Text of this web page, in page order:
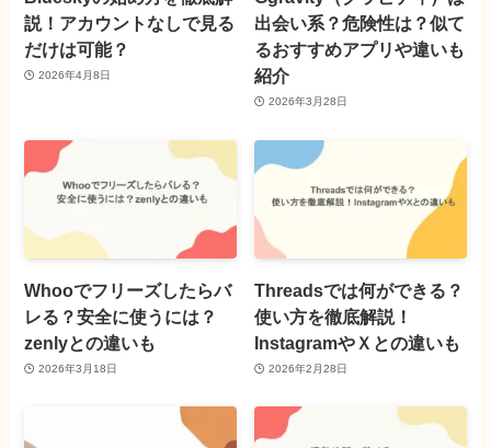
説！アカウントなしで見る
だけは可能？
2026年4月8日
出会い系？危険性は？似て
るおすすめアプリや違いも
紹介
2026年3月28日
Whooでフリーズしたらバ
レる？安全に使うには？
zenlyとの違いも
2026年3月18日
Threadsでは何ができる？
使い方を徹底解説！
InstagramやＸとの違いも
2026年2月28日